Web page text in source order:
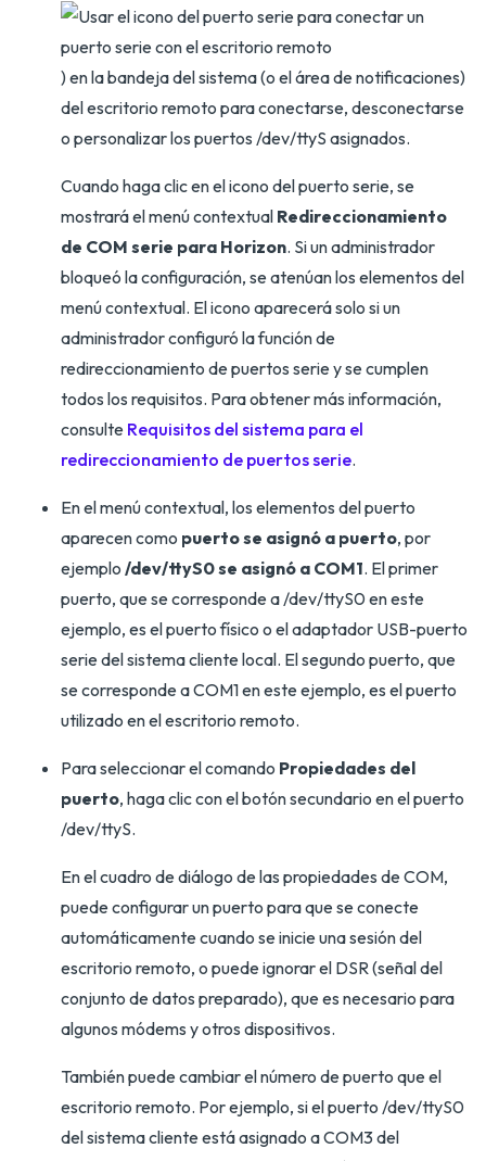
) en la bandeja del sistema (o el área de notificaciones)
del escritorio remoto para conectarse, desconectarse
o personalizar los puertos /dev/ttyS asignados.
Cuando haga clic en el icono del puerto serie, se
mostrará el menú contextual Redireccionamiento
de COM serie para Horizon. Si un administrador
bloqueó la configuración, se atenúan los elementos del
menú contextual. El icono aparecerá solo si un
administrador configuró la función de
redireccionamiento de puertos serie y se cumplen
todos los requisitos. Para obtener más información,
consulte Requisitos del sistema para el
redireccionamiento de puertos serie.
En el menú contextual, los elementos del puerto
aparecen como puerto se asignó a puerto, por
ejemplo /dev/ttyS0 se asignó a COM1. El primer
puerto, que se corresponde a /dev/ttyS0 en este
ejemplo, es el puerto físico o el adaptador USB-puerto
serie del sistema cliente local. El segundo puerto, que
se corresponde a COM1 en este ejemplo, es el puerto
utilizado en el escritorio remoto.
Para seleccionar el comando Propiedades del
puerto, haga clic con el botón secundario en el puerto
/dev/ttyS.
En el cuadro de diálogo de las propiedades de COM,
puede configurar un puerto para que se conecte
automáticamente cuando se inicie una sesión del
escritorio remoto, o puede ignorar el DSR (señal del
conjunto de datos preparado), que es necesario para
algunos módems y otros dispositivos.
También puede cambiar el número de puerto que el
escritorio remoto. Por ejemplo, si el puerto /dev/ttyS0
del sistema cliente está asignado a COM3 del